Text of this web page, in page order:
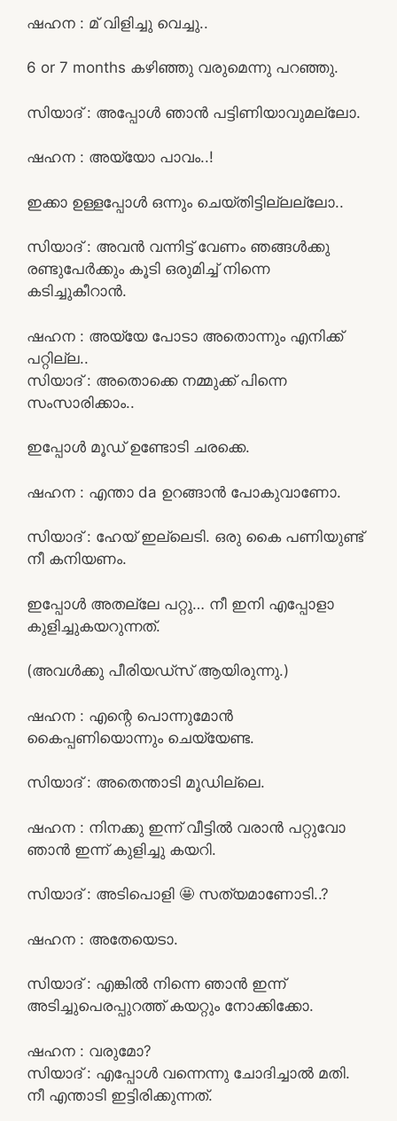
ഷഹന : മ് വിളിച്ചു വെച്ചു..
6 or 7 months കഴിഞ്ഞു വരുമെന്നു പറഞ്ഞു.
സിയാദ്‌ : അപ്പോൾ ഞാൻ പട്ടിണിയാവുമല്ലോ.
ഷഹന : അയ്യോ പാവം..!
ഇക്കാ ഉള്ളപ്പോൾ ഒന്നും ചെയ്തിട്ടില്ലല്ലോ..
സിയാദ്‌ : അവൻ വന്നിട്ട് വേണം ഞങ്ങൾക്കു
രണ്ടുപേർക്കും കൂടി ഒരുമിച്ച് നിന്നെ
കടിച്ചുകീറാൻ.
ഷഹന : അയ്യേ പോടാ അതൊന്നും എനിക്ക്
പറ്റില്ല..
സിയാദ്‌ : അതൊക്കെ നമ്മുക്ക് പിന്നെ
സംസാരിക്കാം..
ഇപ്പോൾ മൂഡ് ഉണ്ടോടി ചരക്കെ.
ഷഹന : എന്താ da ഉറങ്ങാൻ പോകുവാണോ.
സിയാദ്‌ : ഹേയ്‌ ഇല്ലെടി. ഒരു കൈ പണിയുണ്ട്
നീ കനിയണം.
ഇപ്പോൾ അതല്ലേ പറ്റു… നീ ഇനി എപ്പോളാ
കുളിച്ചുകയറുന്നത്.
(അവൾക്കു പീരിയഡ്‌സ് ആയിരുന്നു.)
ഷഹന : എന്റെ പൊന്നുമോൻ
കൈപ്പണിയൊന്നും ചെയ്യേണ്ട.
സിയാദ്‌ : അതെന്താടി മൂഡില്ലെ.
ഷഹന : നിനക്കു ഇന്ന് വീട്ടിൽ വരാൻ പറ്റുവോ
ഞാൻ ഇന്ന് കുളിച്ചു കയറി.
സിയാദ്‌ : അടിപൊളി 🤩 സത്യമാണോടി..?
ഷഹന : അതേയെടാ.
സിയാദ്‌ : എങ്കിൽ നിന്നെ ഞാൻ ഇന്ന്
അടിച്ചുപെരപ്പുറത്ത് കയറ്റും നോക്കിക്കോ.
ഷഹന : വരുമോ?
സിയാദ്‌ : എപ്പോൾ വന്നെന്നു ചോദിച്ചാൽ മതി.
നീ എന്താടി ഇട്ടിരിക്കുന്നത്.